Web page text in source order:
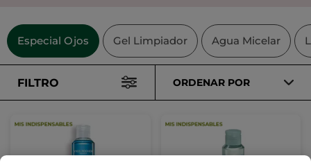
Especial Ojos Gel Limpiador Agua Micelar
FILTRO ORDENAR POR